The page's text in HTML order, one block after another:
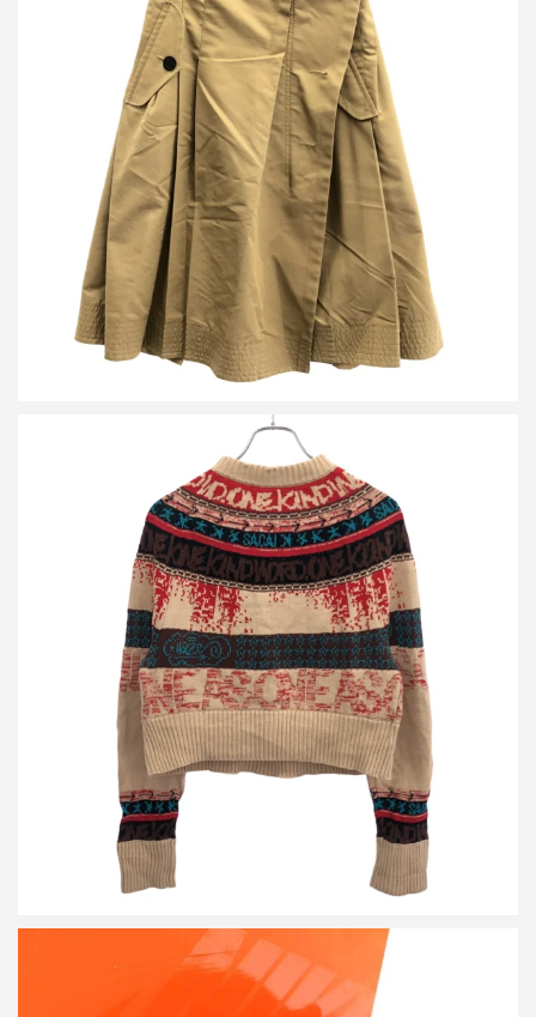
サカイ 22SS コットンギャバジンミックスカート 22-05949
買取金額7,000円
詳しく見る
サカイ 23SS Eric Haze Jacquard Knit Pullover ジャカードニット
プルオーバー 23-06464
買取金額9,600円
詳しく見る